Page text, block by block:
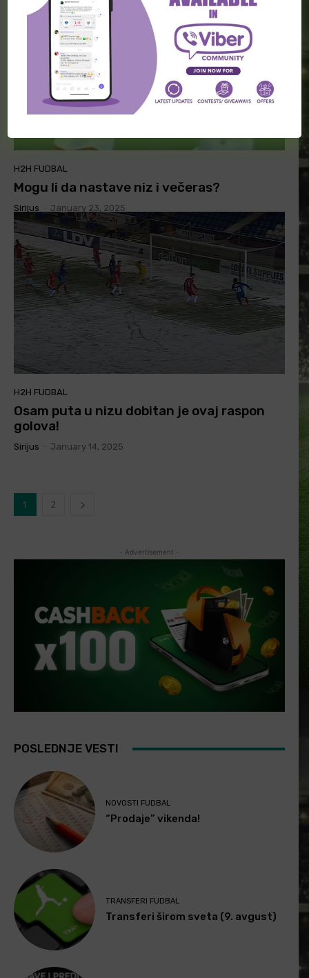
H2H FUDBAL
Mogu li da nastave niz i večeras?
Sirijus January 23, 2025
H2H FUDBAL
Osam puta u nizu dobitan je ovaj raspon
golova!
Sirijus January 14, 2025
1 2
- Advertisement -
POSLEDNJE VESTI
NOVOSTI FUDBAL
“Prodaje” vikenda!
TRANSFERI FUDBAL
Transferi širom sveta (9. avgust)